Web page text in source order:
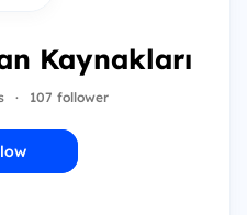
Kaynakları
· 107 follower